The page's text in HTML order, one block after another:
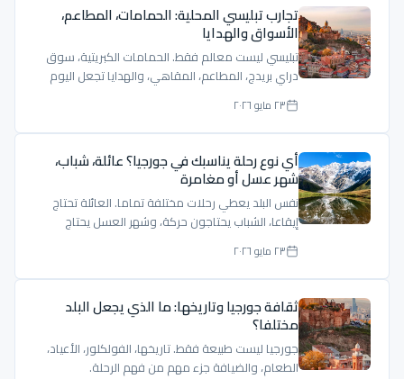
تجارب تبليسي المحلية: الحمامات، المطاعم،
الأسواق والهدايا
تبليسي ليست معالم فقط. الحمامات الكبريتية، سوق
دراي بريدج، المطاعم، المقاهي، والهدايا تجعل اليوم
أكثر حياة.
٢٣ مايو ٢٠٢٦
أي نوع رحلة يناسبك في جورجيا؟ عائلة، شباب،
شهر عسل أو مغامرة
نفس البلد يعطي رحلات مختلفة تماما. العائلة تحتاج
إيقاعا، الشباب يحتاجون حركة، وشهر العسل يحتاج
خصوصية وهدوء.
٢٣ مايو ٢٠٢٦
ثقافة جورجيا وتاريخها: ما الذي يجعل البلد
مختلفا؟
جورجيا ليست طبيعة فقط. تاريخها، الفولكلور، الأعياد،
الطعام، والضيافة جزء مهم من فهم الرحلة.